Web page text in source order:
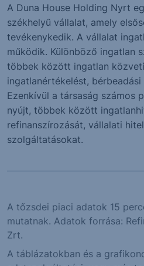
A Duna House Holding Nyrt
székhelyű vállalat, amely
tevékenykedik. A vállalat
működik. Különböző ingatlan
többek között ingatlan
ingatlanértékelést,
Ezenkívül a társaság számos
nyújt, többek között
refinanszírozását, vállalati
szolgáltatásokat.
A tőzsdei piaci adatok 15
mutatnak. Adatok forrása:
Zrt.
A táblázatokban és a